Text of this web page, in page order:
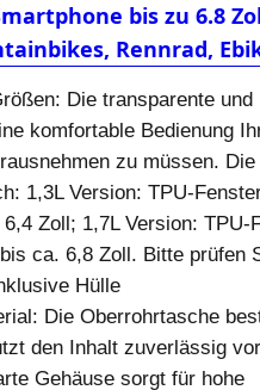
bis zu 6.8
Rennrad,
Die transparente und
komfortable Bedienung
zu müssen. Die
1,3L Version: TPU-
Zoll; 1,7L Version: TPU-
ca. 6,8 Zoll. Bitte prüfen
Hülle
Die Oberrohrtasche
den Inhalt zuverlässig vor
Gehäuse sorgt für hohe